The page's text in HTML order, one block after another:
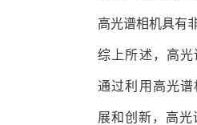
高光谱相机具有
综上所述，高
通过利用高光
展和创新，高